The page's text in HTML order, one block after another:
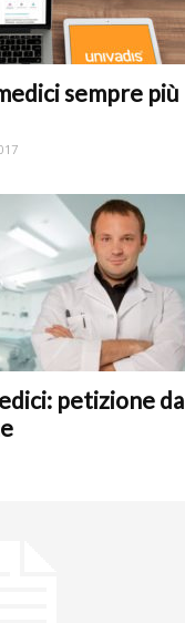
sempre più
petizione da